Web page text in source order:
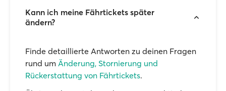
Kann ich meine Fährtickets später
ändern?
Finde detaillierte Antworten zu deinen Fragen
rund um Änderung, Stornierung und
Rückerstattung von Fährtickets.